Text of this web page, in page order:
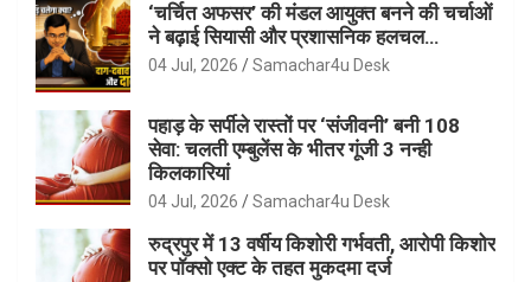
‘चर्चित अफसर’ की मंडल आयुक्त बनने की चर्चाओं
ने बढ़ाई सियासी और प्रशासनिक हलचल…
04 Jul, 2026 Samachar4u Desk
पहाड़ के सर्पीले रास्तों पर ‘संजीवनी’ बनी 108
सेवा: चलती एम्बुलेंस के भीतर गूंजी 3 नन्ही
किलकारियां
04 Jul, 2026 Samachar4u Desk
रुद्रपुर में 13 वर्षीय किशोरी गर्भवती, आरोपी किशोर
पर पॉक्सो एक्ट के तहत मुकदमा दर्ज